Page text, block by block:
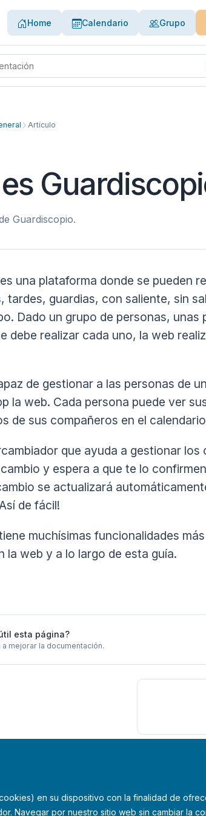
Home Calendario Grupo
en su dispositivo con la finalidad de
Navegar por nuestro sitio web sin cambiar la
ayuda
Artículo
Guardiscopio.
es una plataforma donde se pueden
tardes, guardias, con saliente, sin
Dado un grupo de personas, unas
debe realizar cada uno, la web
de gestionar a las personas de
la web. Cada persona puede ver
de sus compañeros en el
que ayuda a gestionar los
y espera a que te lo
se actualizará
de fácil!
muchísimas funcionalidades
la web y a lo largo de esta guía.
esta página?
a mejorar la documentación.